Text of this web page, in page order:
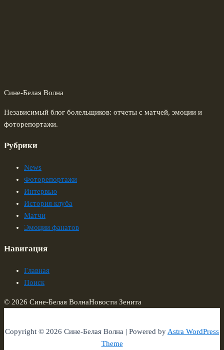
Сине-Белая Волна
Независимый блог болельщиков: отчеты с матчей, эмоции и
фоторепортажи.
Рубрики
News
Фоторепортажи
Интервью
История клуба
Матчи
Эмоции фанатов
Навигация
Главная
Поиск
© 2026 Сине-Белая ВолнаНовости Зенита
Copyright © 2026 Сине-Белая Волна | Powered byAstra WordPress
Theme